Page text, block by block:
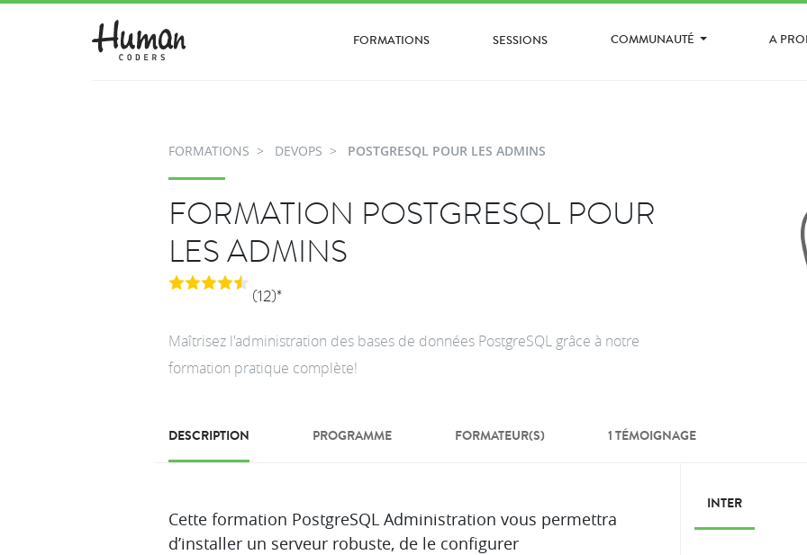
FORMATIONS SESSIONS COMMUNAUTÉ A
FORMATIONS DEVOPS POSTGRESQL POUR LES ADMINS
FORMATION POSTGRESQL POUR
LES ADMINS
(12)*
Maîtrisez l'administration des bases de données PostgreSQL grâce à notre
formation pratique complète!
DESCRIPTION PROGRAMME FORMATEUR(S) 1 TÉMOIGNAGE
Description
Cette formation PostgreSQL Administration vous permettra
d’installer un serveur robuste, de le configurer
INTER